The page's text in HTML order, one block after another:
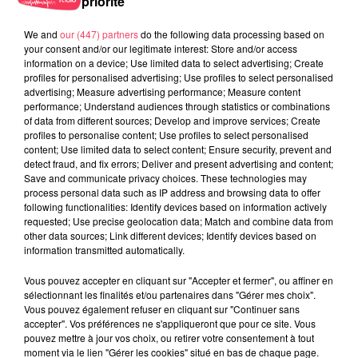
29 juillet 2026
SEGRÉ. ATTAQUE À L'ARME BLANCHE : L'AGRESSEUR INTERPELLÉ,
LE...
We and our (447) partnersdo the following data processing based on
your consent and/or our legitimate interest: Store and/or access
information on a device; Use limited data to select advertising; Create
profiles for personalised advertising; Use profiles to select personalised
advertising; Measure advertising performance; Measure content
performance; Understand audiences through statistics or combinations
of data from different sources; Develop and improve services; Create
profiles to personalise content; Use profiles to select personalised
content; Use limited data to select content; Ensure security, prevent and
detect fraud, and fix errors; Deliver and present advertising and content;
Save and communicate privacy choices. These technologies may
process personal data such as IP address and browsing data to offer
following functionalities: Identify devices based on information actively
requested; Use precise geolocation data; Match and combine data from
other data sources; Link different devices; Identify devices based on
information transmitted automatically.
Vous pouvez accepter en cliquant sur "Accepter et fermer", ou affiner en
sélectionnant les finalités et/ou partenaires dans "Gérer mes choix".
Vous pouvez également refuser en cliquant sur "Continuer sans
accepter". Vos préférences ne s'appliqueront que pour ce site. Vous
pouvez mettre à jour vos choix, ou retirer votre consentement à tout
moment via le lien "Gérer les cookies" situé en bas de chaque page.